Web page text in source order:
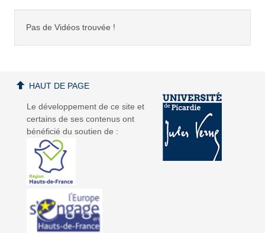
Pas de Vidéos trouvée !
Le développement de ce site et
certains de ses contenus ont
bénéficié du soutien de :
HAUT DE PAGE